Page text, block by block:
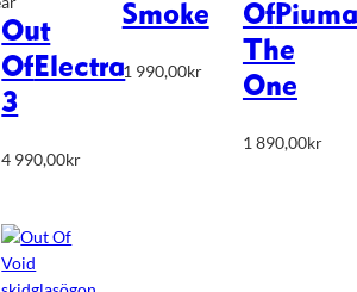
Out
Of Electra
3
4 990,00kr
Smoke
1 990,00kr
OfPiuma
The
One
1 890,00kr